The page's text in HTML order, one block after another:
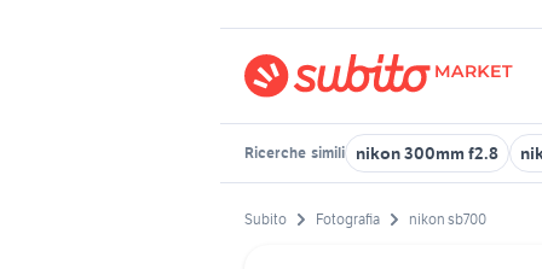
Ricerche simili nikon 300mm f2.8
Subito Fotografia nikon sb700